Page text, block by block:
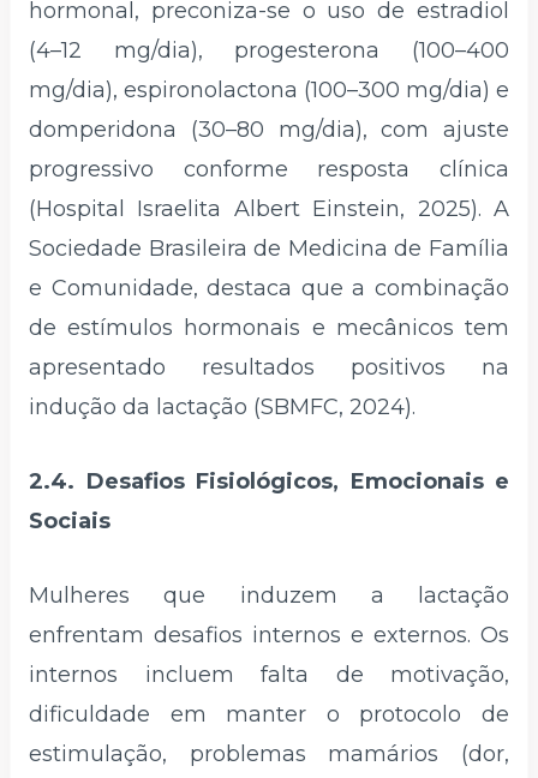
hormonal, preconiza-se o uso de estradiol
(4–12 mg/dia), progesterona (100–400
mg/dia), espironolactona (100–300 mg/dia) e
domperidona (30–80 mg/dia), com ajuste
progressivo conforme resposta clínica
(Hospital Israelita Albert Einstein, 2025). A
Sociedade Brasileira de Medicina de Família
e Comunidade, destaca que a combinação
de estímulos hormonais e mecânicos tem
apresentado resultados positivos na
indução da lactação (SBMFC, 2024).
2.4. Desafios Fisiológicos, Emocionais e
Sociais
Mulheres que induzem a lactação
enfrentam desafios internos e externos. Os
internos incluem falta de motivação,
dificuldade em manter o protocolo de
estimulação, problemas mamários (dor,